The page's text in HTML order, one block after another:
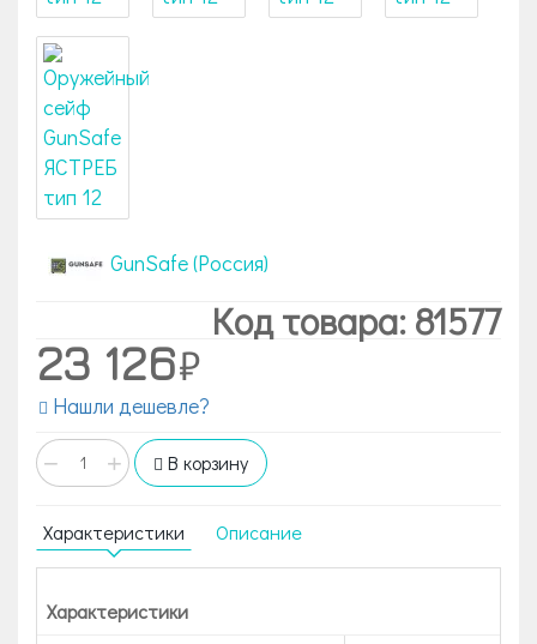
GunSafe (Россия)
Код товара: 81577
23 126
Нашли дешевле?
− + В корзину
Характеристики Описание
Характеристики